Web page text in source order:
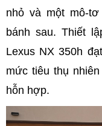
nhỏ và một mô-
bánh sau. Thiết
Lexus NX 350h
mức tiêu thụ
hỗn hợp.